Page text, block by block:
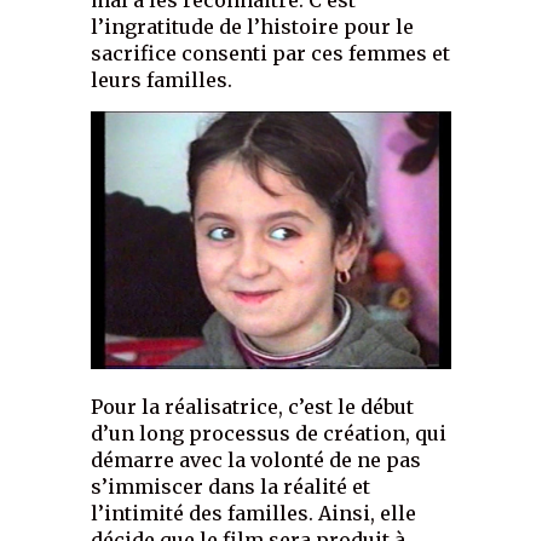
l’ingratitude de l’histoire pour le
sacrifice consenti par ces femmes et
leurs familles.
Pour la réalisatrice, c’est le début
d’un long processus de création, qui
démarre avec la volonté de ne pas
s’immiscer dans la réalité et
l’intimité des familles. Ainsi, elle